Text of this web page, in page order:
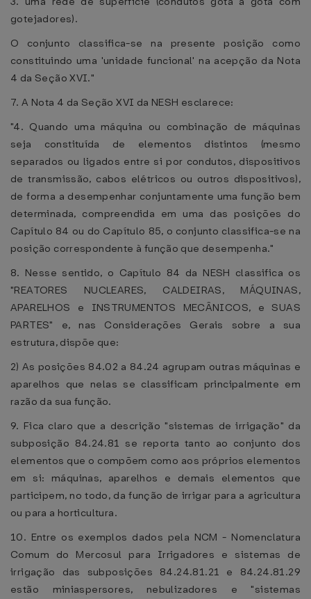
gotejadores).
O conjunto classifica-se na presente posição como
constituindo uma 'unidade funcional' na acepção da Nota
4 da Seção XVI."
7. A Nota 4 da Seção XVI da NESH esclarece:
"4. Quando uma máquina ou combinação de máquinas
seja constituída de elementos distintos (mesmo
separados ou ligados entre si por condutos, dispositivos
de transmissão, cabos elétricos ou outros dispositivos),
de forma a desempenhar conjuntamente uma função bem
determinada, compreendida em uma das posições do
Capítulo 84 ou do Capítulo 85, o conjunto classifica-se na
posição correspondente à função que desempenha."
8. Nesse sentido, o Capítulo 84 da NESH classifica os
"REATORES NUCLEARES, CALDEIRAS, MÁQUINAS,
APARELHOS e INSTRUMENTOS MECÂNICOS, e SUAS
PARTES" e, nas Considerações Gerais sobre a sua
estrutura, dispõe que:
2) As posições 84.02 a 84.24 agrupam outras máquinas e
aparelhos que nelas se classificam principalmente em
razão da sua função.
9. Fica claro que a descrição "sistemas de irrigação" da
subposição 84.24.81 se reporta tanto ao conjunto dos
elementos que o compõem como aos próprios elementos
em si: máquinas, aparelhos e demais elementos que
participem, no todo, da função de irrigar para a agricultura
ou para a horticultura.
10. Entre os exemplos dados pela NCM - Nomenclatura
Comum do Mercosul para Irrigadores e sistemas de
irrigação das subposições 84.24.81.21 e 84.24.81.29
estão miniaspersores, nebulizadores e "sistemas